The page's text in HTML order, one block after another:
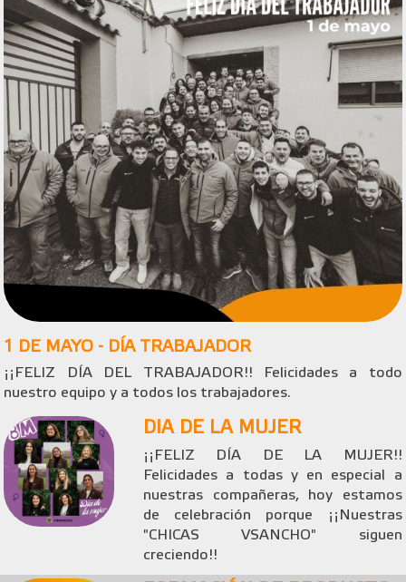
1 DE MAYO - DÍA TRABAJADOR
¡¡FELIZ DÍA DEL TRABAJADOR!! Felicidades a todo
nuestro equipo y a todos los trabajadores.
DIA DE LA MUJER
¡¡FELIZ DÍA DE LA MUJER!!
Felicidades a todas y en especial a
nuestras compañeras, hoy estamos
de celebración porque ¡¡Nuestras
"CHICAS VSANCHO" siguen
creciendo!!